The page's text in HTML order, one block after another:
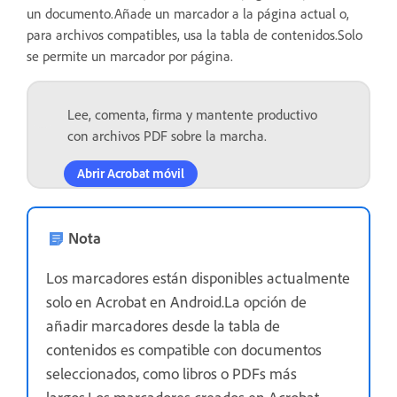
un documento.Añade un marcador a la página actual o,
para archivos compatibles, usa la tabla de contenidos.Solo
se permite un marcador por página.
Lee, comenta, firma y mantente productivo
con archivos PDF sobre la marcha.
Abrir Acrobat móvil
Nota
Los marcadores están disponibles actualmente
solo en Acrobat en Android.La opción de
añadir marcadores desde la tabla de
contenidos es compatible con documentos
seleccionados, como libros o PDFs más